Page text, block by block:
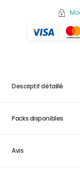
Descriptif détaillé
Packs disponibles
Avis